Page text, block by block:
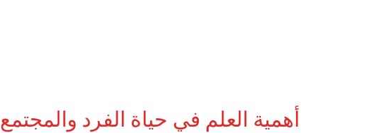
أهمية العلم في حياة الفرد والمجتمع